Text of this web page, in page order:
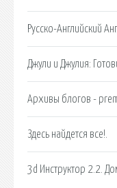
Русско-Английский
Джули и Джулия:
Архивы блогов -
Здесь найдется все!.
3d Инструктор 2.2.